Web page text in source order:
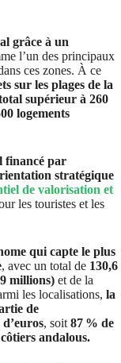
grâce à un
l’un des principaux
ces zones. À ce
sur les plages de la
supérieur à 260
logements
financé par
stratégique
de valorisation et
les touristes et les
qui capte le plus
, avec un total de 130,6
millions) et de la
les localisations, la
de
, soit 87 % de
andalous.